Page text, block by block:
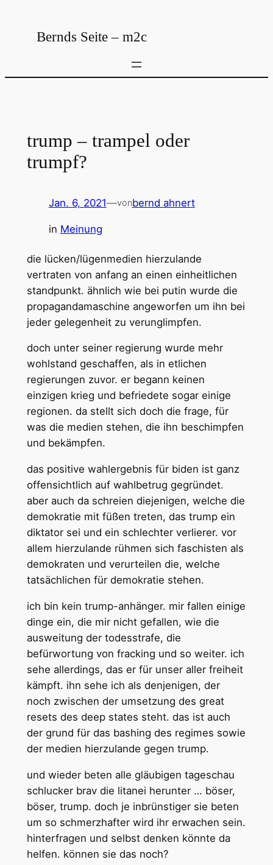
springenBernds Seite – m2c
trump – trampel oder
trumpf?
Jan. 6, 2021—vonbernd ahnert
in Meinung
die lücken/lügenmedien hierzulande
vertraten von anfang an einen einheitlichen
standpunkt. ähnlich wie bei putin wurde die
propagandamaschine angeworfen um ihn bei
jeder gelegenheit zu verunglimpfen.
doch unter seiner regierung wurde mehr
wohlstand geschaffen, als in etlichen
regierungen zuvor. er begann keinen
einzigen krieg und befriedete sogar einige
regionen. da stellt sich doch die frage, für
was die medien stehen, die ihn beschimpfen
und bekämpfen.
das positive wahlergebnis für biden ist ganz
offensichtlich auf wahlbetrug gegründet.
aber auch da schreien diejenigen, welche die
demokratie mit füßen treten, das trump ein
diktator sei und ein schlechter verlierer. vor
allem hierzulande rühmen sich faschisten als
demokraten und verurteilen die, welche
tatsächlichen für demokratie stehen.
ich bin kein trump-anhänger. mir fallen einige
dinge ein, die mir nicht gefallen, wie die
ausweitung der todesstrafe, die
befürwortung von fracking und so weiter. ich
sehe allerdings, das er für unser aller freiheit
kämpft. ihn sehe ich als denjenigen, der
noch zwischen der umsetzung des great
resets des deep states steht. das ist auch
der grund für das bashing des regimes sowie
der medien hierzulande gegen trump.
und wieder beten alle gläubigen tageschau
schlucker brav die litanei herunter … böser,
böser, trump. doch je inbrünstiger sie beten
um so schmerzhafter wird ihr erwachen sein.
hinterfragen und selbst denken könnte da
helfen. können sie das noch?